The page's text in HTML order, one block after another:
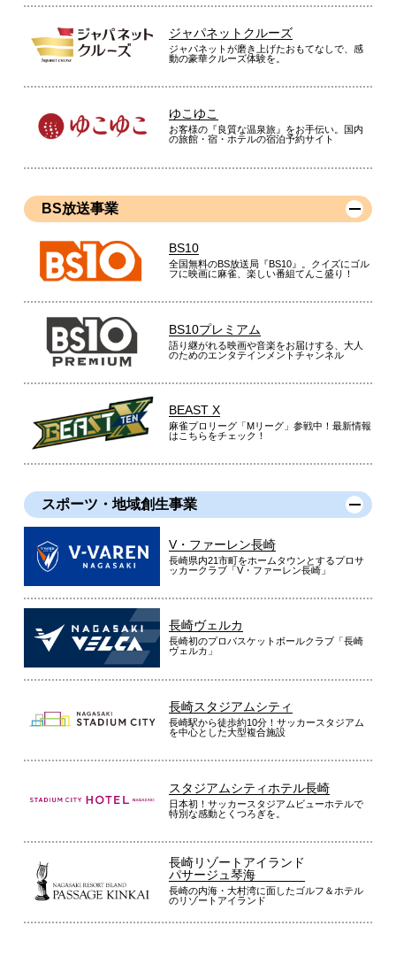
ジャパネットクルーズ
ジャパネットが磨き上げたおもてなしで、感
動の豪華クルーズ体験を。
ゆこゆこ
お客様の『良質な温泉旅』をお手伝い。国内
の旅館・宿・ホテルの宿泊予約サイト
BS放送事業
BS10
全国無料のBS放送局『BS10』。クイズにゴル
フに映画に麻雀、楽しい番組てんこ盛り！
BS10プレミアム
語り継がれる映画や音楽をお届けする、大人
のためのエンタテインメントチャンネル
BEAST X
麻雀プロリーグ「Mリーグ」参戦中！最新情報
はこちらをチェック！
スポーツ・地域創生事業
V・ファーレン長崎
長崎県内21市町をホームタウンとするプロサ
ッカークラブ「V・ファーレン長崎」
長崎ヴェルカ
長崎初のプロバスケットボールクラブ「長崎
ヴェルカ」
長崎スタジアムシティ
長崎駅から徒歩約10分！サッカースタジアム
を中心とした大型複合施設
スタジアムシティホテル長崎
日本初！サッカースタジアムビューホテルで
特別な感動とくつろぎを。
長崎リゾートアイランド
パサージュ琴海
長崎の内海・大村湾に面したゴルフ＆ホテル
のリゾートアイランド